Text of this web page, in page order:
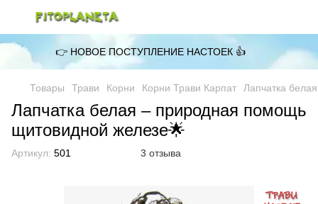
👉 НОВОЕ ПОСТУПЛЕНИЕ НАСТОЕК 👍
Товары Трави Корни Корни Трави Карпат Лапчатка
Лапчатка белая – природная помощь
щитовидной железе🌟
Артикул: 501 3 отзыва